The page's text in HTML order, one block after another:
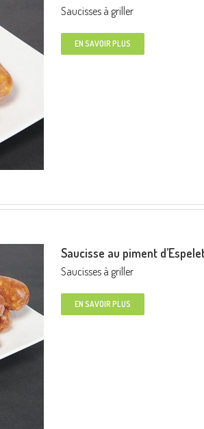
Saucisses à griller
EN SAVOIR PLUS
Saucisse au piment
Saucisses à griller
EN SAVOIR PLUS